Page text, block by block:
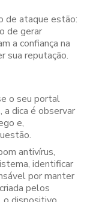
de ataque estão:
de gerar
a confiança na
sua reputação.
o seu portal
dica é observar
e,
antivírus,
identificar
por manter
pelos